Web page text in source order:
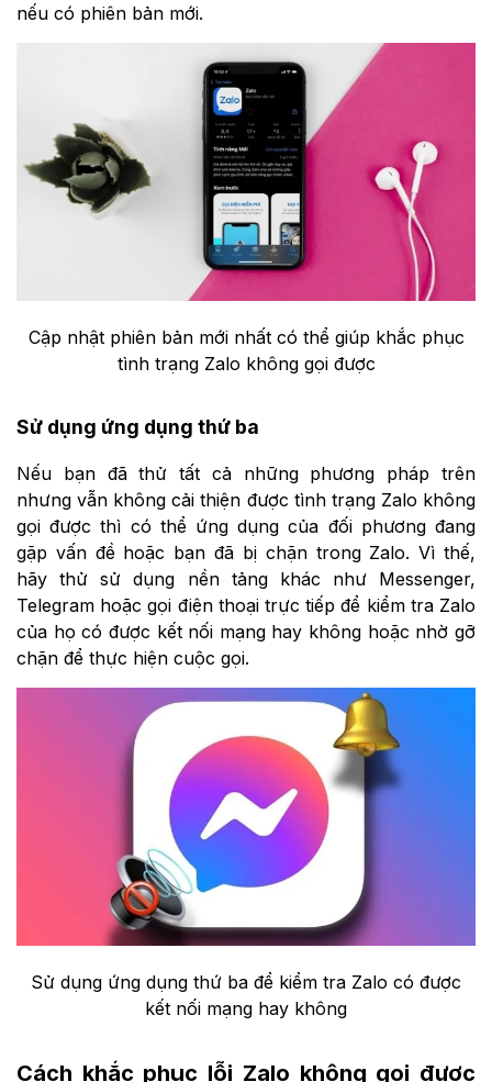
nếu có phiên bản mới.
Cập nhật phiên bản mới nhất có thể giúp khắc phục
tình trạng Zalo không gọi được
Sử dụng ứng dụng thứ ba
Nếu bạn đã thử tất cả những phương pháp trên
nhưng vẫn không cải thiện được tình trạng Zalo không
gọi được thì có thể ứng dụng của đối phương đang
gặp vấn đề hoặc bạn đã bị chặn trong Zalo. Vì thế,
hãy thử sử dụng nền tảng khác như Messenger,
Telegram hoặc gọi điện thoại trực tiếp để kiểm tra Zalo
của họ có được kết nối mạng hay không hoặc nhờ gỡ
chặn để thực hiện cuộc gọi.
Sử dụng ứng dụng thứ ba để kiểm tra Zalo có được
kết nối mạng hay không
Cách khắc phục lỗi Zalo không gọi được